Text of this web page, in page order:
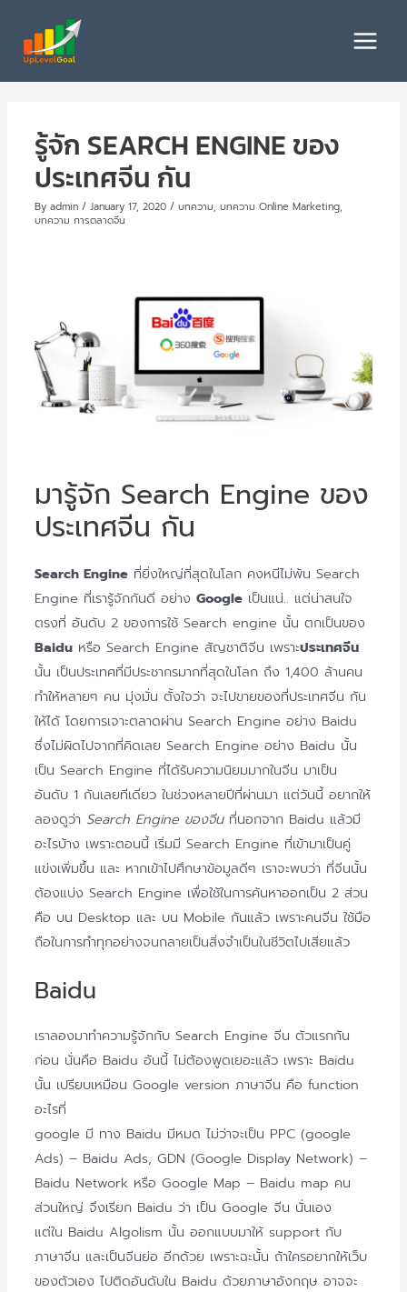
content
Main
รู้จัก SEARCH ENGINE ของ
ประเทศจีน กัน
By admin / January 17, 2020/ บทความ, บทความ Online Marketing,
บทความ การตลาดจีน
มารู้จัก Search Engine ของ
ประเทศจีน กัน
Search Engineที่ยิ่งใหญ่ที่สุดในโลก คงหนีไม่พ้น Search
Engine ที่เรารู้จักกันดี อย่าง Googleเป็นแน่.. แต่น่าสนใจ
ตรงที่ อันดับ 2 ของการใช้ Search engine นั้น ตกเป็นของ
Baiduหรือ Search Engine สัญชาติจีน เพราะประเทศจีน
นั้น เป็นประเทศที่มีประชากรมากที่สุดในโลก ถึง 1,400 ล้านคน
ทำให้หลายๆ คน มุ่งมั่น ตั้งใจว่า จะไปขายของที่ประเทศจีน กัน
ให้ได้ โดยการเจาะตลาดผ่าน Search Engine อย่าง Baidu
ซึ่งไม่ผิดไปจากที่คิดเลย Search Engine อย่าง Baidu นั้น
เป็น Search Engine ที่ได้รับความนิยมมากในจีน มาเป็น
อันดับ 1 กันเลยทีเดียว ในช่วงหลายปีที่ผ่านมา แต่วันนี้ อยากให้
ลองดูว่า Search Engine ของจีนที่นอกจาก Baidu แล้วมี
อะไรบ้าง เพราะตอนนี้ เริ่มมี Search Engine ที่เข้ามาเป็นคู่
แข่งเพิ่มขึ้น และ หากเข้าไปศึกษาข้อมูลดีๆ เราจะพบว่า ที่จีนนั้น
ต้องแบ่ง Search Engine เพื่อใช้ในการค้นหาออกเป็น 2 ส่วน
คือ บน Desktop และ บน Mobile กันแล้ว เพราะคนจีน ใช้มือ
ถือในการทำทุกอย่างจนกลายเป็นสิ่งจำเป็นในชีวิตไปเสียแล้ว
Baidu
เราลองมาทำความรู้จักกับ Search Engine จีน ตัวแรกกัน
ก่อน นั่นคือ Baidu อันนี้ ไม่ต้องพูดเยอะแล้ว เพราะ Baidu
นั้น เปรียบเหมือน Google version ภาษาจีน คือ function
อะไรที่
google มี ทาง Baidu มีหมด ไม่ว่าจะเป็น PPC (google
Ads) – Baidu Ads, GDN (Google Display Network) –
Baidu Network หรือ Google Map – Baidu map คน
ส่วนใหญ่ จึงเรียก Baidu ว่า เป็น Google จีน นั่นเอง
แต่ใน Baidu Algolism นั้น ออกแบบมาให้ support กับ
ภาษาจีน และเป็นจีนย่อ อีกด้วย เพราะฉะนั้น ถ้าใครอยากให้เว็บ
ของตัวเอง ไปติดอันดับใน Baidu ด้วยภาษาอังกฤษ อาจจะ